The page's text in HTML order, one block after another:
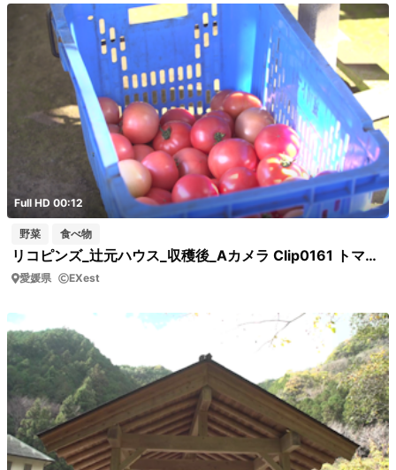
Full HD 00:12
野菜 食べ物
リコピンズ_辻元ハウス_収穫後_Aカメラ Clip0161 トマトが入ったかご
愛媛県 EXest